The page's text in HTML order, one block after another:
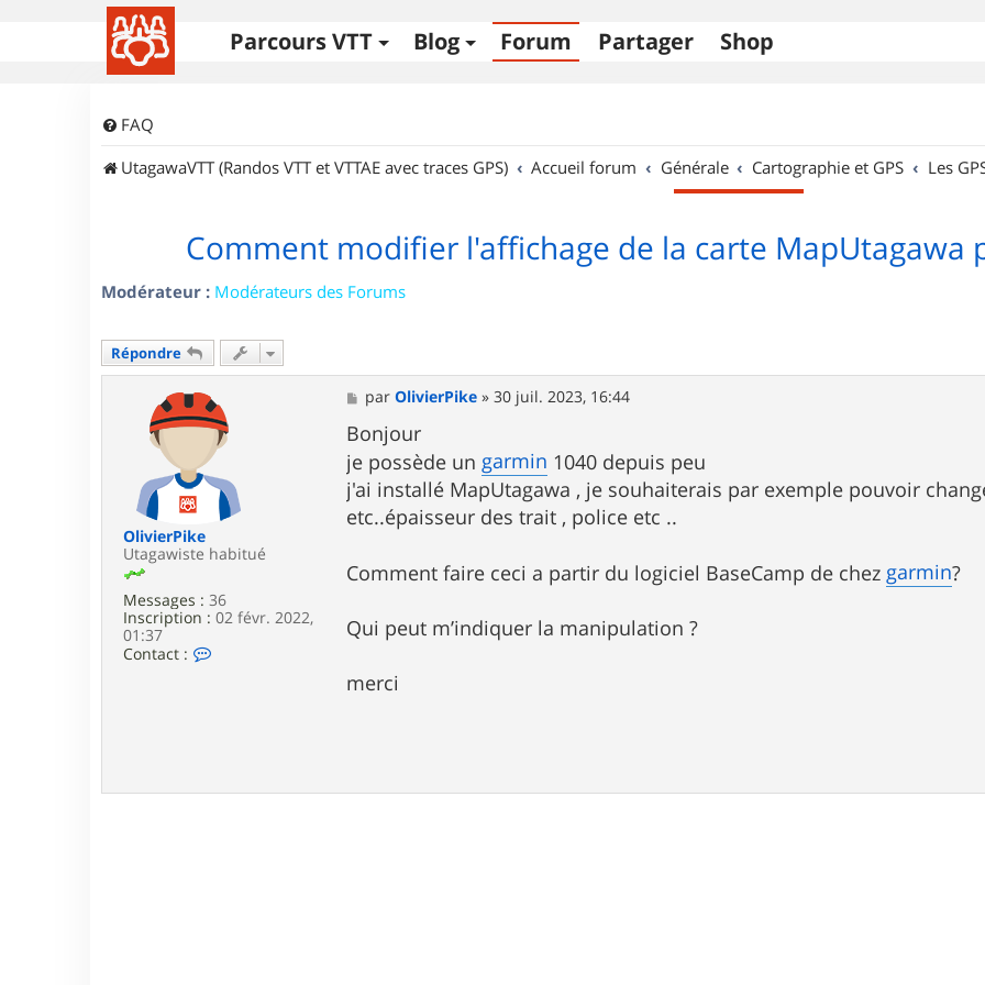
Parcours VTT Blog Forum Partager Shop
FAQ
UtagawaVTT (Randos VTT et VTTAE avec traces GPS)
Accueil forum Générale Cartographie et GPS Les
Comment modifier l'affichage de la carte MapUtagawa
Modérateur : Modérateurs des Forums
Répondre
OlivierPike
Utagawiste habitué
Messages : 36
Inscription : 02 févr. 2022,
01:37
Contact :
r
M
e
s
s
a
g
e
parOlivierPike »30 juil. 2023, 16:44
Bonjour
je possède ungarmin 1040 depuis peu
j'ai installé MapUtagawa , je souhaiterais par exemple pouvoir
etc..épaisseur des trait , police etc ..
Comment faire ceci a partir du logiciel BaseCamp de chezgarmin?
Qui peut m’indiquer la manipulation ?
merci